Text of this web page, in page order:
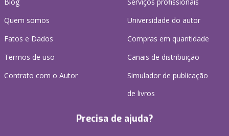
Quem somos
Fatos e Dados
Termos de uso
Contrato com o Autor
Universidade do autor
Compras em quantidade
Canais de distribuição
Simulador de publicação
de livros
Precisa de ajuda?